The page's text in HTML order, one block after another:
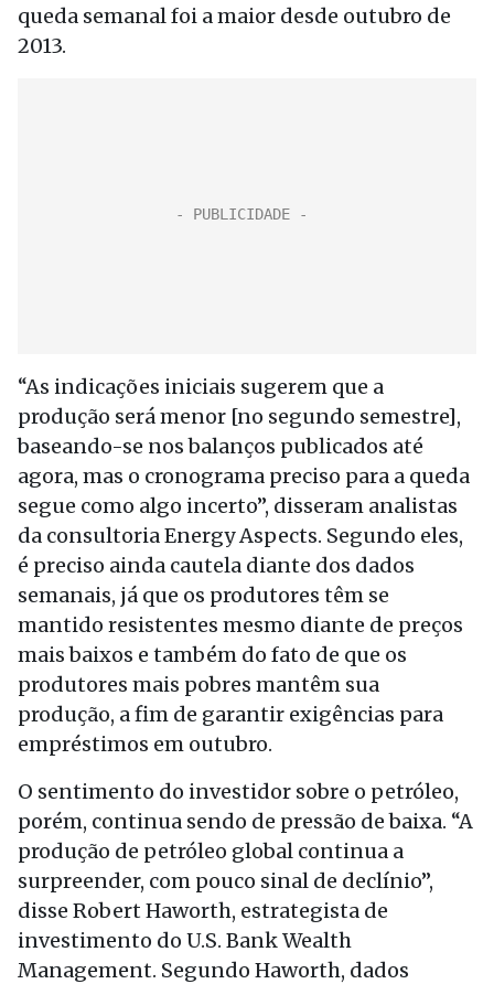
queda semanal foi a maior desde outubro de
2013.
“As indicações iniciais sugerem que a
produção será menor [no segundo semestre],
baseando-se nos balanços publicados até
agora, mas o cronograma preciso para a queda
segue como algo incerto”, disseram analistas
da consultoria Energy Aspects. Segundo eles,
é preciso ainda cautela diante dos dados
semanais, já que os produtores têm se
mantido resistentes mesmo diante de preços
mais baixos e também do fato de que os
produtores mais pobres mantêm sua
produção, a fim de garantir exigências para
empréstimos em outubro.
O sentimento do investidor sobre o petróleo,
porém, continua sendo de pressão de baixa. “A
produção de petróleo global continua a
surpreender, com pouco sinal de declínio”,
disse Robert Haworth, estrategista de
investimento do U.S. Bank Wealth
Management. Segundo Haworth, dados